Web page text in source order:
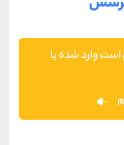
است وارد شده یا